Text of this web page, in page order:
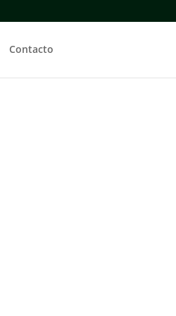
Contacto